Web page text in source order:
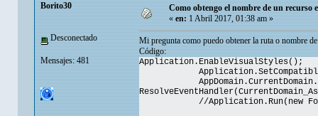
Borito30
Desconectado
Mensajes: 481
Como obtengo el nombre de un recurso
«en:1 Abril 2017, 01:38 am »
Mi pregunta como puedo obtener la ruta o nombre
Código:
Application.EnableVisualStyles();
//Application.Run(new